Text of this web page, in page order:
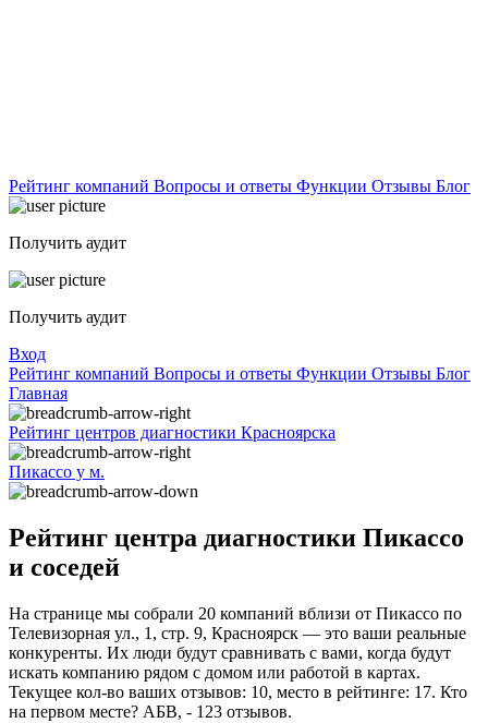
Рейтинг компаний Вопросы и ответы Функции Отзывы Блог
Получить аудит
Получить аудит
Вход
Рейтинг компаний Вопросы и ответы Функции Отзывы Блог
Главная
Рейтинг центров диагностики Красноярска
Пикассо у м.
Рейтинг центра диагностики Пикассо
и соседей
На странице мы собрали 20 компаний вблизи от Пикассо по
Телевизорная ул., 1, стр. 9, Красноярск — это ваши реальные
конкуренты. Их люди будут сравнивать с вами, когда будут
искать компанию рядом с домом или работой в картах.
Текущее кол-во ваших отзывов: 10, место в рейтинге: 17. Кто
на первом месте? АБВ, - 123 отзывов.